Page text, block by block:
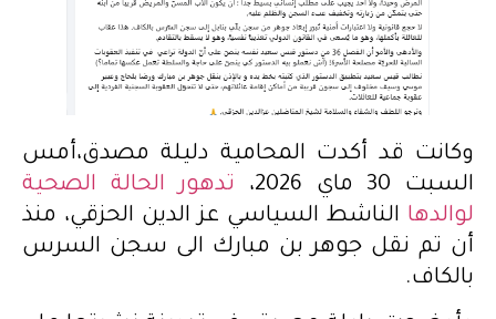
وكانت قد أكدت المحامية دليلة مصدق،أمس
السبت 30 ماي 2026،
تدهور الحالة الصحية
لوالدها الناشط السياسي عز الدين الحزقي، منذ
أن تم نقل جوهر بن مبارك الى سجن السرس
بالكاف.